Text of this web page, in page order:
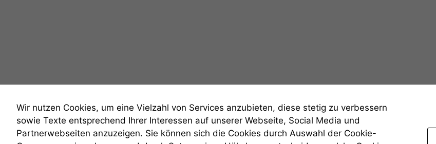
Wir nutzen Cookies, um eine Vielzahl von Services anzubieten, diese stetig zu verbessern
sowie Texte entsprechend Ihrer Interessen auf unserer Webseite, Social Media und
Partnerwebseiten anzuzeigen. Sie können sich die Cookies durch Auswahl der Cookie-
braucht sie,
Website
korrekt